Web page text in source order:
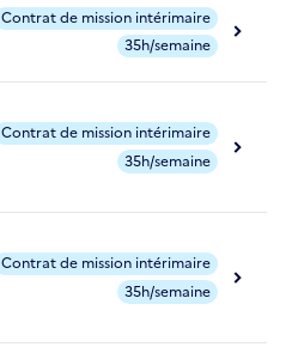
Contrat de mission intérimaire
35h/semaine
Contrat de mission intérimaire
35h/semaine
Contrat de mission intérimaire
35h/semaine